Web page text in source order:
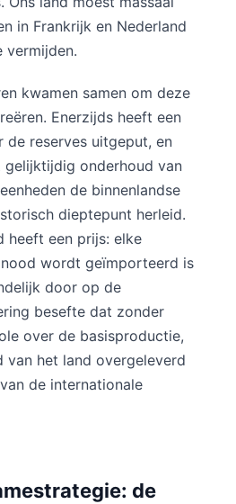
in Frankrijk en Nederland
vermijden.
kwamen samen om deze
Enerzijds heeft een
de reserves uitgeput, en
onderhoud van
de binnenlandse
dieptepunt herleid.
heeft een prijs: elke
wordt geïmporteerd is
door op de
besefte dat zonder
over de basisproductie,
van het land overgeleverd
de internationale
de